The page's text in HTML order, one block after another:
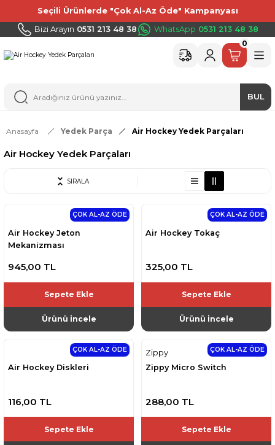
Seçili Ürünlerde "Çok Al-Az Öde" Kampanyası
Bizi Arayın 0531 213 48 38 WhatsApp 0531 213 48 38
BUL
0
Anasayfa Yedek Parça Air Hockey Yedek Parçaları
Air Hockey Yedek Parçaları
SIRALA
ÇOK AL-AZ ÖDE
Air Hockey Jeton
Mekanizması
945,00 TL
Sepete Ekle
Ürünü İncele
ÇOK AL-AZ ÖDE
Air Hockey Tokaç
325,00 TL
Sepete Ekle
Ürünü İncele
ÇOK AL-AZ ÖDE
Air Hockey Diskleri
116,00 TL
Sepete Ekle
ÇOK AL-AZ ÖDE
Zippy
Zippy Micro Switch
288,00 TL
Sepete Ekle